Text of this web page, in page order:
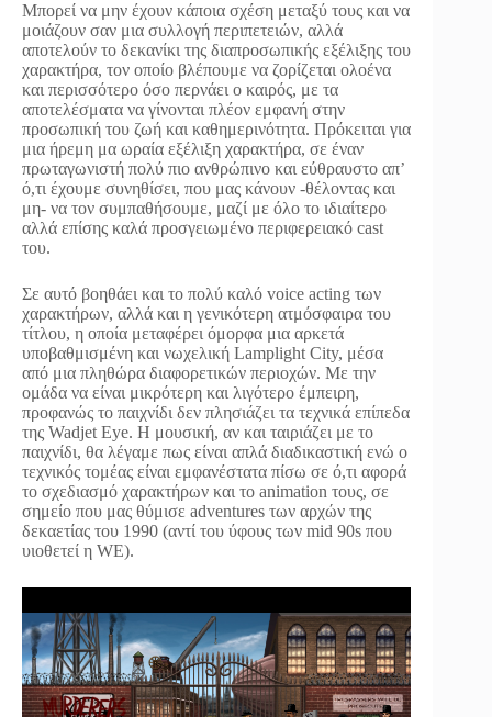
Μπορεί να μην έχουν κάποια σχέση μεταξύ τους και να
μοιάζουν σαν μια συλλογή περιπετειών, αλλά
αποτελούν το δεκανίκι της διαπροσωπικής εξέλιξης του
χαρακτήρα, τον οποίο βλέπουμε να ζορίζεται ολοένα
και περισσότερο όσο περνάει ο καιρός, με τα
αποτελέσματα να γίνονται πλέον εμφανή στην
προσωπική του ζωή και καθημερινότητα. Πρόκειται για
μια ήρεμη μα ωραία εξέλιξη χαρακτήρα, σε έναν
πρωταγωνιστή πολύ πιο ανθρώπινο και εύθραυστο απ’
ό,τι έχουμε συνηθίσει, που μας κάνουν -θέλοντας και
μη- να τον συμπαθήσουμε, μαζί με όλο το ιδιαίτερο
αλλά επίσης καλά προσγειωμένο περιφερειακό cast
του.
Σε αυτό βοηθάει και το πολύ καλό voice acting των
χαρακτήρων, αλλά και η γενικότερη ατμόσφαιρα του
τίτλου, η οποία μεταφέρει όμορφα μια αρκετά
υποβαθμισμένη και νωχελική Lamplight City, μέσα
από μια πληθώρα διαφορετικών περιοχών. Με την
ομάδα να είναι μικρότερη και λιγότερο έμπειρη,
προφανώς το παιχνίδι δεν πλησιάζει τα τεχνικά επίπεδα
της Wadjet Eye. Η μουσική, αν και ταιριάζει με το
παιχνίδι, θα λέγαμε πως είναι απλά διαδικαστική ενώ ο
τεχνικός τομέας είναι εμφανέστατα πίσω σε ό,τι αφορά
το σχεδιασμό χαρακτήρων και το animation τους, σε
σημείο που μας θύμισε adventures των αρχών της
δεκαετίας του 1990 (αντί του ύφους των mid 90s που
υιοθετεί η WE).